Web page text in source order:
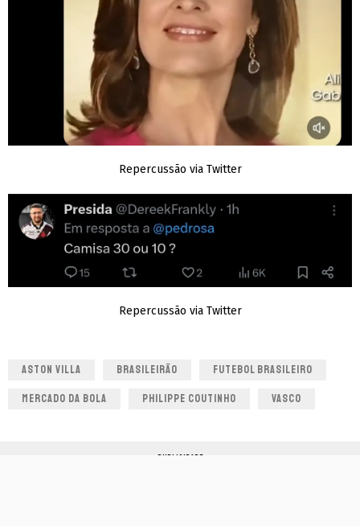
Repercussão via Twitter
Repercussão via Twitter
ASTON VILLA BRASILEIRÃO FUTEBOL BRASILEIRO
MERCADO DA BOLA PHILIPPE COUTINHO VASCO
PUBLICIDADE